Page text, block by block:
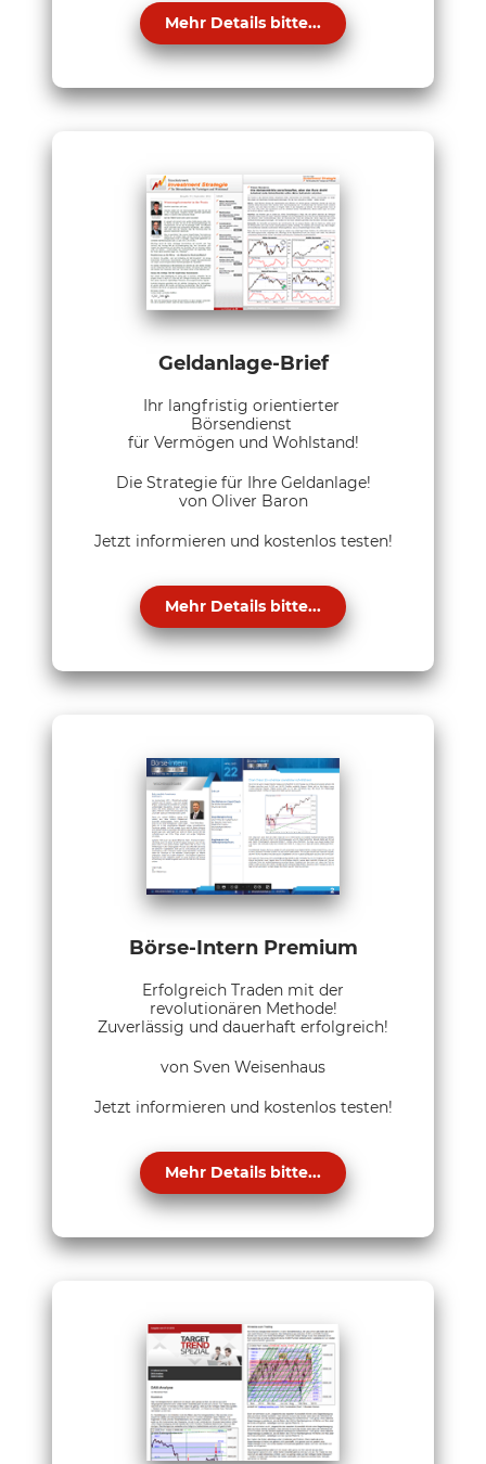
Mehr Details bitte...
Geldanlage-Brief
Ihr langfristig orientierter
Börsendienst
für Vermögen und Wohlstand!
Die Strategie für Ihre Geldanlage!
von Oliver Baron
Jetzt informieren und kostenlos testen!
Mehr Details bitte...
Börse-Intern Premium
Erfolgreich Traden mit der
revolutionären Methode!
Zuverlässig und dauerhaft erfolgreich!
von Sven Weisenhaus
Jetzt informieren und kostenlos testen!
Mehr Details bitte...